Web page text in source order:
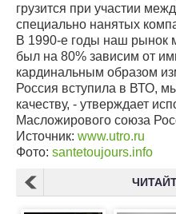
грузится при участии
специально нанятых
В 1990-е годы наш рынок
был на 80% зависим от
кардинальным образом
Россия вступила в ВТО,
качеству, - утверждает
Масложирового союза
Источник: www.utro.ru
Фото: santetoujours.info